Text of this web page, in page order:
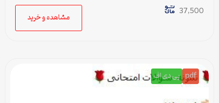
37,500
مشاهده و خرید
pdf پی دی اف